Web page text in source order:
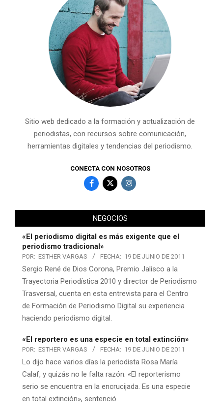
Sitio web dedicado a la formación y actualización de
periodistas, con recursos sobre comunicación,
herramientas digitales y tendencias del periodismo.
CONECTA CON NOSOTROS
NEGOCIOS
«El periodismo digital es más exigente que el
periodismo tradicional»
POR: ESTHER VARGAS FECHA: 19 DE JUNIO DE 2011
Sergio René de Dios Corona, Premio Jalisco a la
Trayectoria Periodística 2010 y director de Periodismo
Trasversal, cuenta en esta entrevista para el Centro
de Formación de Periodismo Digital su experiencia
haciendo periodismo digital.
«El reportero es una especie en total extinción»
POR: ESTHER VARGAS FECHA: 19 DE JUNIO DE 2011
Lo dijo hace varios días la periodista Rosa María
Calaf, y quizás no le falta razón. «El reporterismo
serio se encuentra en la encrucijada. Es una especie
en total extinción», sentenció.